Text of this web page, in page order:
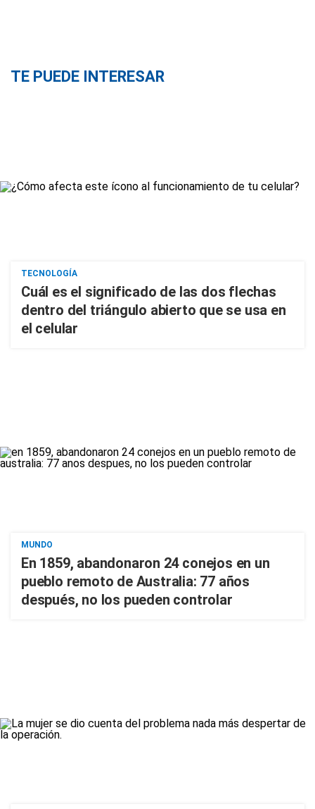
TE PUEDE INTERESAR
TECNOLOGÍA
Cuál es el significado de las dos flechas
dentro del triángulo abierto que se usa en
el celular
MUNDO
En 1859, abandonaron 24 conejos en un
pueblo remoto de Australia: 77 años
después, no los pueden controlar